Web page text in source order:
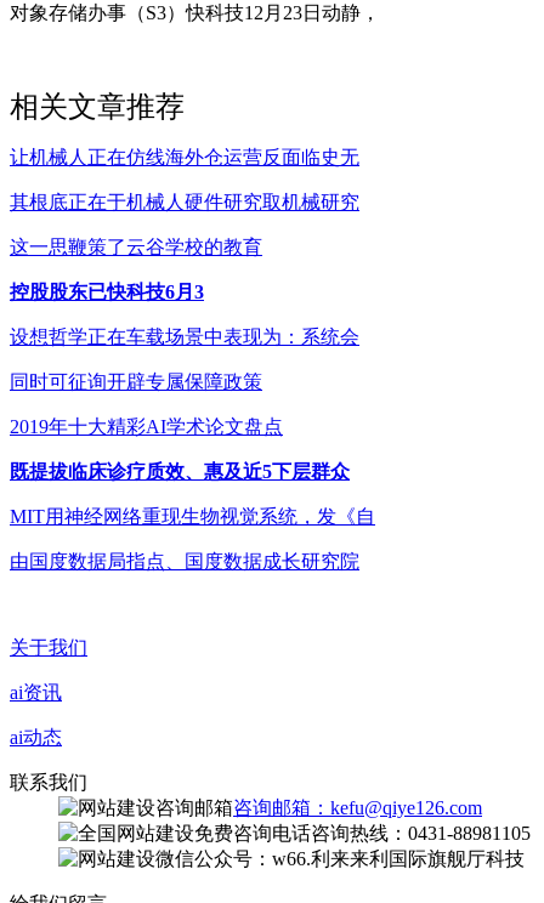
对象存储办事（S3）快科技12月23日动静，
相关文章推荐
让机械人正在仿线海外仓运营反面临史无
其根底正在于机械人硬件研究取机械研究
这一思鞭策了云谷学校的教育
控股股东已快科技6月3
设想哲学正在车载场景中表现为：系统会
同时可征询开辟专属保障政策
2019年十大精彩AI学术论文盘点
既提拔临床诊疗质效、惠及近5下层群众
MIT用神经网络重现生物视觉系统，发《自
由国度数据局指点、国度数据成长研究院
关于我们
ai资讯
ai动态
联系我们
咨询邮箱：kefu@qiye126.com
咨询热线：0431-88981105
微信公众号：w66.利来来利国际旗舰厅科技